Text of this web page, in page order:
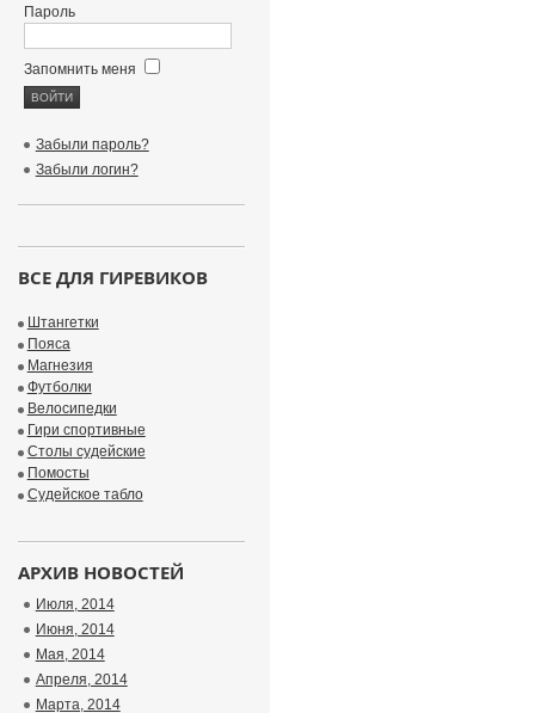
Пароль
Запомнить меня
Забыли пароль?
Забыли логин?
ВСЕ ДЛЯ ГИРЕВИКОВ
Штангетки
Пояса
Магнезия
Футболки
Велосипедки
Гири спортивные
Столы судейские
Помосты
Судейское табло
АРХИВ НОВОСТЕЙ
Июля, 2014
Июня, 2014
Мая, 2014
Апреля, 2014
Марта, 2014